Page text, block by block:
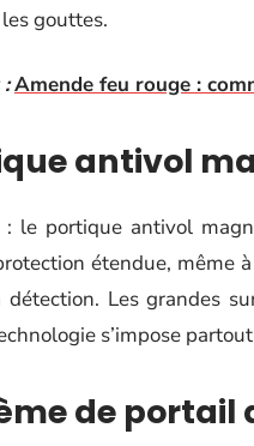
gouttes.
Amende feu rouge :
antivol
le portique antivol
étendue, même
Les grandes
s’impose
de